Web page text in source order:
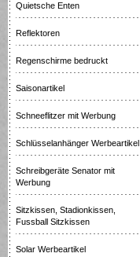
Quietsche Enten
Reflektoren
Regenschirme bedruckt
Saisonartikel
Schneeflitzer mit Werbung
Schlüsselanhänger Werbeartikel
Schreibgeräte Senator mit
Werbung
Sitzkissen, Stadionkissen,
Fussball Sitzkissen
Solar Werbeartikel